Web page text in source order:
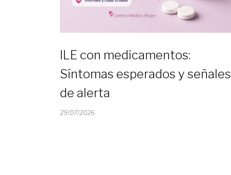
ILE con medicamentos:
Síntomas esperados y señales
de alerta
29/07/2026